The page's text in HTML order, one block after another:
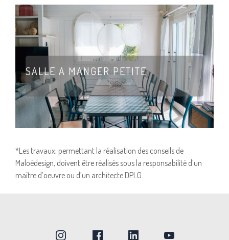
SALLE A MANGER PETITE
*Les travaux, permettant la réalisation des conseils de
Maloédesign, doivent être réalisés sous la responsabilité d’un
maître d’oeuvre ou d’un architecte DPLG.